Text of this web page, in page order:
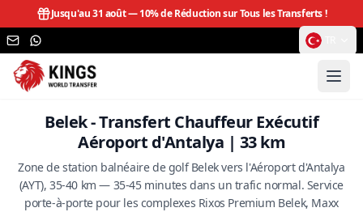
Jusqu'au 31 août —10% de Réduction sur Tous les Transferts !
Belek - Transfert Chauffeur Exécutif
Aéroport d'Antalya | 33 km
Zone de station balnéaire de golf Belek vers l'Aéroport d'Antalya
(AYT), 35-40 km — 35-45 minutes dans un trafic normal. Service
porte-à-porte pour les complexes Rixos Premium Belek, Maxx